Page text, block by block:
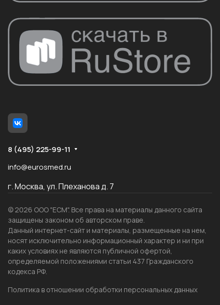
8 (495) 225-99-11
info@eurosmed.ru
г. Москва, ул. Плеханова д. 7
© 2026 ООО "ЕСМ". Все права на материалы данного сайта
защищены законом об авторском праве.
Данный интернет-сайт и материалы, размещенные на нем,
носят исключительно информационный характер и ни при
каких условиях не являются публичной офертой,
определяемой положениями статьи 437 Гражданского
кодекса РФ.
Политика в отношении обработки персональных данных